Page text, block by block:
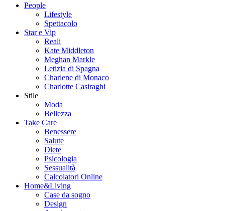
People
Lifestyle
Spettacolo
Star e Vip
Reali
Kate Middleton
Meghan Markle
Letizia di Spagna
Charlene di Monaco
Charlotte Casiraghi
Stile
Moda
Bellezza
Take Care
Benessere
Salute
Diete
Psicologia
Sessualità
Calcolatori Online
Home&Living
Case da sogno
Design